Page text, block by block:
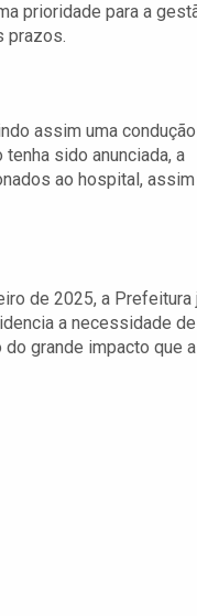
prioridade para a
prazos.
assim uma condução
sido anunciada, a
ao hospital, assim
de 2025, a Prefeitura
a necessidade de
grande impacto que a